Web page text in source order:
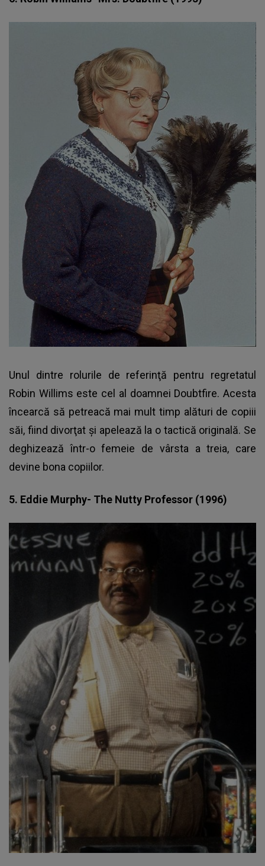
Unul dintre rolurile de referinţă pentru regretatul
Robin Willims este cel al doamnei Doubtfire. Acesta
încearcă să petreacă mai mult timp alături de copiii
săi, fiind divorţat şi apelează la o tactică originală. Se
deghizează într-o femeie de vârsta a treia, care
devine bona copiilor.
5. Eddie Murphy- The Nutty Professor (1996)